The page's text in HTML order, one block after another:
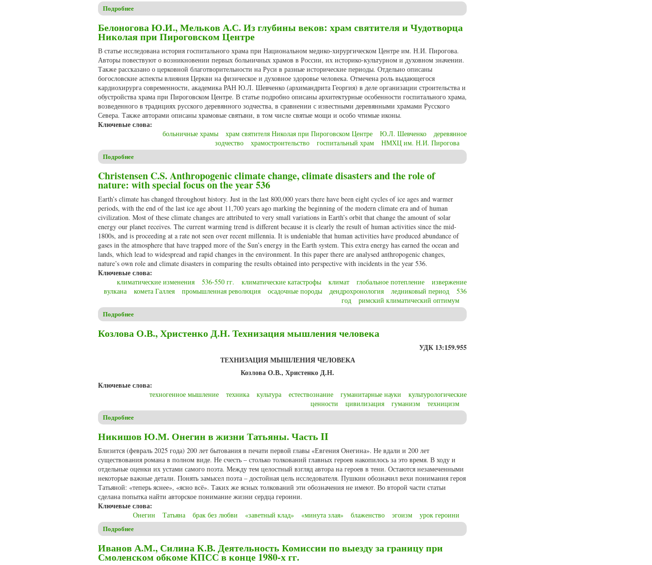
Подробнее
Белоногова Ю.И., Мельков А.С. Из глубины веков: храм святителя и Чудотворца
Николая при Пироговском Центре
В статье исследована история госпитального храма при Национальном медико-хирургическом Центре им. Н.И. Пирогова.
Авторы повествуют о возникновении первых больничных храмов в России, их историко-культурном и духовном значении.
Также рассказано о церковной благотворительности на Руси в разные исторические периоды. Отдельно описаны
богословские аспекты влияния Церкви на физическое и духовное здоровье человека. Отмечена роль выдающегося
кардиохирурга современности, академика РАН Ю.Л. Шевченко (архимандрита Георгия) в деле организации строительства и
обустройства храма при Пироговском Центре. В статье подробно описаны архитектурные особенности госпитального храма,
возведенного в традициях русского деревянного зодчества, в сравнении с известными деревянными храмами Русского
Севера. Также авторами описаны храмовые святыни, в том числе святые мощи и особо чтимые иконы.
Ключевые слова:
больничные храмы храм святителя Николая при Пироговском Центре Ю.Л. Шевченко
деревянное
зодчество
храмостроительство госпитальный храм НМХЦ им. Н.И. Пирогова
Подробнее
Christensen C.S. Anthropogenic climate change, climate disasters and the role of
nature: with special focus on the year 536
Earth’s climate has changed throughout history. Just in the last 800,000 years there have been eight cycles of ice ages and warmer
periods, with the end of the last ice age about 11,700 years ago marking the beginning of the modern climate era and of human
civilization. Most of these climate changes are attributed to very small variations in Earth’s orbit that change the amount of solar
energy our planet receives. The current warming trend is different because it is clearly the result of human activities since the mid-
1800s, and is proceeding at a rate not seen over recent millennia. It is undeniable that human activities have produced abundance of
gases in the atmosphere that have trapped more of the Sun’s energy in the Earth system. This extra energy has earned the ocean and
lands, which lead to widespread and rapid changes in the environment. In this paper there are analysed anthropogenic changes,
nature’s own role and climate disasters in comparing the results obtained into perspective with incidents in the year 536.
Ключевые слова:
климатические изменения 536-550 гг. климатические катастрофы климат глобальное потепление
извержение
вулкана
комета Галлея промышленная революция осадочные породы дендрохронология ледниковый период
536
год
римский климатический оптимум
Подробнее
Козлова О.В., Христенко Д.Н. Технизация мышления человека
УДК 13:159.955
ТЕХНИЗАЦИЯ МЫШЛЕНИЯ ЧЕЛОВЕКА
Козлова О.В., Христенко Д.Н.
Ключевые слова:
техногенное мышление техника культура естествознание гуманитарные науки
культурологические
ценности
цивилизация гуманизм техницизм
Подробнее
Никишов Ю.М. Онегин в жизни Татьяны. Часть II
Близится (февраль 2025 года) 200 лет бытования в печати первой главы «Евгения Онегина». Не вдали и 200 лет
существования романа в полном виде. Не счесть – столько толкований главных героев накопилось за это время. В ходу и
отдельные оценки их устами самого поэта. Между тем целостный взгляд автора на героев в тени. Остаются незамеченными
некоторые важные детали. Понять замысел поэта – достойная цель исследователя. Пушкин обозначил вехи понимания героя
Татьяной: «теперь яснее», «ясно всё». Таких же ясных толкований эти обозначения не имеют. Во второй части статьи
сделана попытка найти авторское понимание жизни сердца героини.
Ключевые слова:
Онегин Татьяна брак без любви «заветный клад» «минута злая» блаженство эгоизм урок героини
Подробнее
Иванов А.М., Силина К.В. Деятельность Комиссии по выезду за границу при
Смоленском обкоме КПСС в конце 1980-х гг.